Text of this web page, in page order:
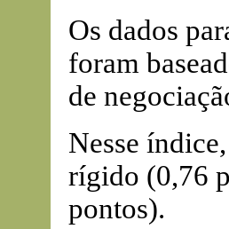
Os dados
foram
de
Nesse
rígido (0,76
pontos).